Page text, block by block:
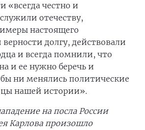
«всегда честно и
отечеству,
настоящего
долгу, действовали
и всегда помнили, что
и ее нужно беречь и
ни менялись политические
нашей истории».
на посла России
Карлова произошло